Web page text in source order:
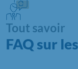
Tout savoir
FAQ sur